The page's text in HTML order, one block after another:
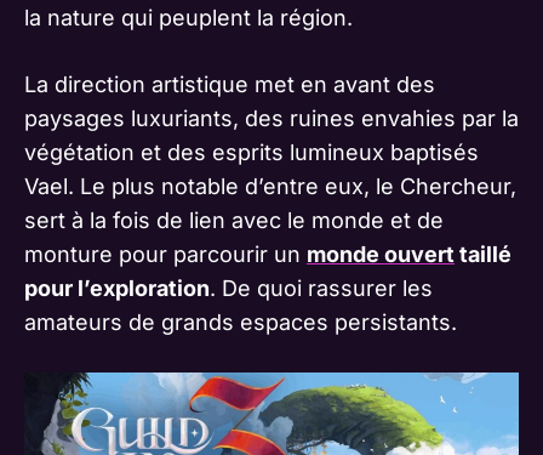
la nature qui peuplent la région.
La direction artistique met en avant des
paysages luxuriants, des ruines envahies par la
végétation et des esprits lumineux baptisés
Vael. Le plus notable d’entre eux, le Chercheur,
sert à la fois de lien avec le monde et de
monture pour parcourir un monde ouvert taillé
pour l’exploration. De quoi rassurer les
amateurs de grands espaces persistants.